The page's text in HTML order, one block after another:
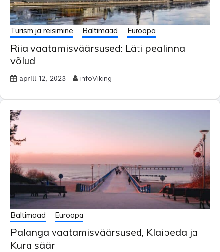
Turism ja reisimine Baltimaad Euroopa
Riia vaatamisväärsused: Läti pealinna
võlud
aprill 12, 2023 infoViking
Baltimaad Euroopa
Palanga vaatamisväärsused, Klaipeda ja
Kura säär